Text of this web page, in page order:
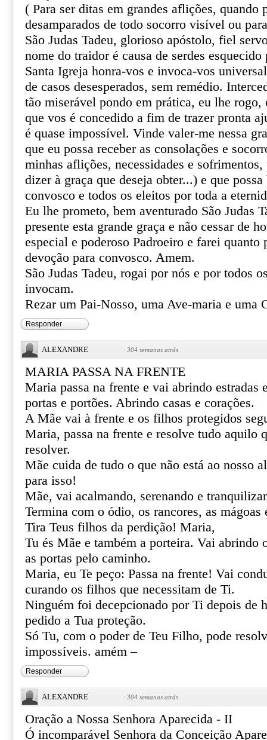
( Para ser ditas em grandes aflições, quando
desamparados de todo socorro visível ou
São Judas Tadeu, glorioso apóstolo, fiel
nome do traidor é causa de serdes
Santa Igreja honra-vos e invoca-vos
de casos desesperados, sem remédio.
tão miserável pondo em prática, eu lhe
que vos é concedido a fim de trazer pronta
é quase impossível. Vinde valer-me nessa
que eu possa receber as consolações e
minhas aflições, necessidades e
dizer à graça que deseja obter...) e que
convosco e todos os eleitos por toda a
Eu lhe prometo, bem aventurado São Judas
presente esta grande graça e não cessar de
especial e poderoso Padroeiro e farei quanto
devoção para convosco. Amem.
São Judas Tadeu, rogai por nós e por todos
invocam.
Rezar um Pai-Nosso, uma Ave-maria e uma
Responder
ALEXANDRE · 304 semanas atrás
MARIA PASSA NA FRENTE
Maria passa na frente e vai abrindo estradas
portas e portões. Abrindo casas e corações.
A Mãe vai à frente e os filhos protegidos
Maria, passa na frente e resolve tudo aquilo
resolver.
Mãe cuida de tudo o que não está ao nosso
para isso!
Mãe, vai acalmando, serenando e
Termina com o ódio, os rancores, as mágoas
Tira Teus filhos da perdição! Maria,
Tu és Mãe e também a porteira. Vai abrindo
as portas pelo caminho.
Maria, eu Te peço: Passa na frente! Vai
curando os filhos que necessitam de Ti.
Ninguém foi decepcionado por Ti depois de
pedido a Tua proteção.
Só Tu, com o poder de Teu Filho, pode
impossíveis. amém –
Responder
ALEXANDRE · 304 semanas atrás
Oração a Nossa Senhora Aparecida - II
Ó incomparável Senhora da Conceição